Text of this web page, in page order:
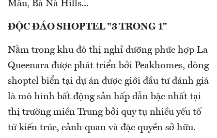
Mẫu, Bà Nà Hills...
ĐỘC ĐÁO SHOPTEL "3 TRONG 1"
Nằm trong khu đô thị nghỉ dưỡng phức hợp La
Queenara được phát triển bởi Peakhomes, dòng
shoptel biển tại dự án được giới đầu tư đánh giá
là mô hình bất động sản hấp dẫn bậc nhất tại
thị trường miền Trung bởi quy tụ nhiều yếu tố
từ kiến trúc, cảnh quan và đặc quyền sở hữu.